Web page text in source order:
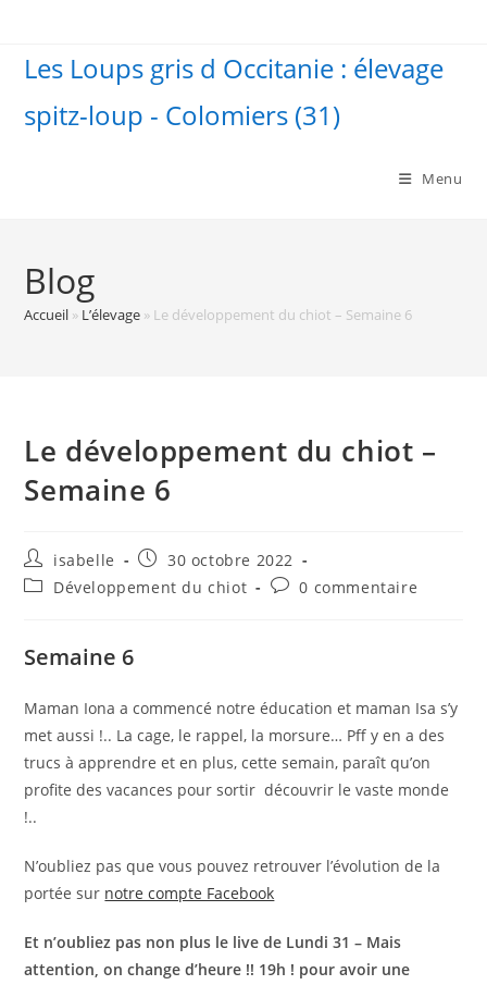
contentLes Loups gris d Occitanie : élevage
spitz-loup - Colomiers (31)
Menu
Blog
Accueil » L’élevage » Le développement du chiot – Semaine 6
Le développement du chiot –
Semaine 6
Auteur/autrice
de
la
isabelle
Publication
publiée :
30 octobre 2022
PostDéveloppement du chiot
Commentaires
0 commentaire
Semaine 6
Maman Iona a commencé notre éducation et maman Isa s’y
met aussi !.. La cage, le rappel, la morsure… Pff y en a des
trucs à apprendre et en plus, cette semain, paraît qu’on
profite des vacances pour sortir découvrir le vaste monde
!..
N’oubliez pas que vous pouvez retrouver l’évolution de la
portée sur notre compte Facebook
Et n’oubliez pas non plus le live de Lundi 31 – Mais
attention, on change d’heure !! 19h ! pour avoir une